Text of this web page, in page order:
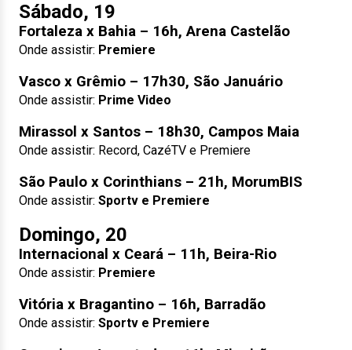
Sábado, 19
Fortaleza x Bahia – 16h, Arena Castelão
Onde assistir: Premiere
Vasco x Grêmio – 17h30, São Januário
Onde assistir: Prime Video
Mirassol x Santos – 18h30, Campos Maia
Onde assistir: Record, CazéTV e Premiere
São Paulo x Corinthians – 21h, MorumBIS
Onde assistir: Sportv e Premiere
Domingo, 20
Internacional x Ceará – 11h, Beira-Rio
Onde assistir: Premiere
Vitória x Bragantino – 16h, Barradão
Onde assistir: Sportv e Premiere